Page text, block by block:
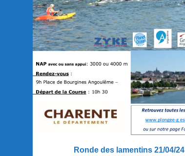
Ronde des lamentins 21/04/24